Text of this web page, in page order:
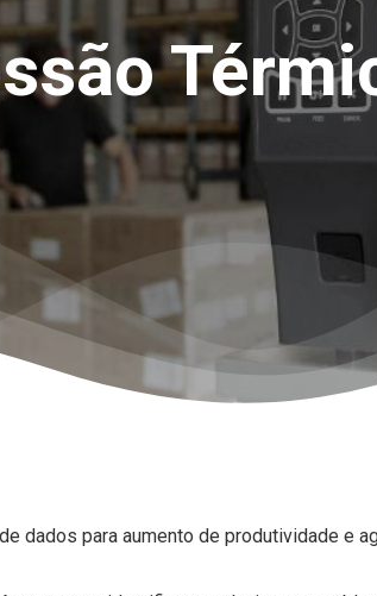
dados para aumento de produtividade e